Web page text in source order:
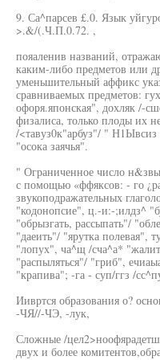
9. Са^парсев £.0. Язык
>.&/(.Ч.П.0.72. ,
пояаленив названий,
каким-либо предметов или
уменьшительный аффикс
сравниваемых предметов:
офоря.японская", дохляк /-
физалиса, только плоды их
/<тавуз0к"арбуз"/ "
"осока заячья".
" Ограниченное число
с помощью «ффяксов: - го
звукоподражательных
"кодонопсие", ц.-и:-;илдз^
"обрызгать, рассыпать"/
"даеить"/ "ярутка полевая",
"лопух", ча^щ /сча^а*
"распыляться"/ "гриб",
"крапива"; -га - суп/ггз /
Иивртся образования о?
-ЧЯ//-ЧЭ, -лук,
Сложные /
двух и более